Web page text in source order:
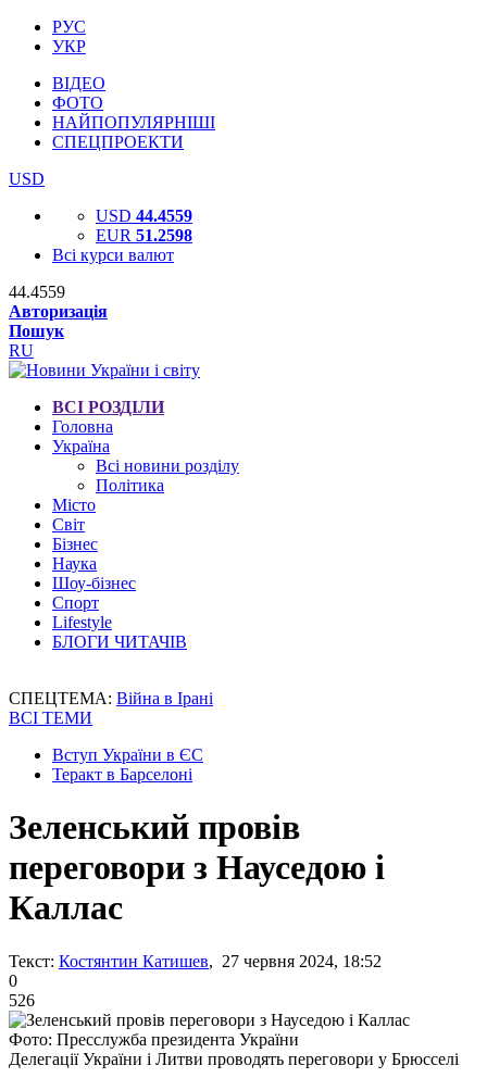
РУС
УКР
ВІДЕО
ФОТО
НАЙПОПУЛЯРНІШІ
СПЕЦПРОЕКТИ
USD
USD 44.4559
EUR 51.2598
Всі курси валют
44.4559
Авторизація
Пошук
RU
ВСІ РОЗДІЛИ
Головна
Україна
Всі новини розділу
Політика
Місто
Світ
Бізнес
Наука
Шоу-бізнес
Спорт
Lifestyle
БЛОГИ ЧИТАЧІВ
СПЕЦТЕМА: Війна в Ірані
ВСІ ТЕМИ
Вступ України в ЄС
Теракт в Барселоні
Зеленський провів
переговори з Науседою і
Каллас
Текст: Костянтин Катишев, 27 червня 2024, 18:52
0
526
Фото: Пресслужба президента України
Делегації України і Литви проводять переговори у Брюсселі